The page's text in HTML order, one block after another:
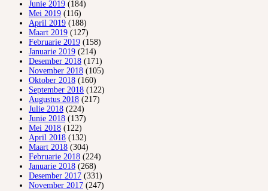
Junie 2019 (184)
Mei 2019 (116)
April 2019 (188)
Maart 2019 (127)
Februarie 2019 (158)
Januarie 2019 (214)
Desember 2018 (171)
November 2018 (105)
Oktober 2018 (160)
September 2018 (122)
Augustus 2018 (217)
Julie 2018 (224)
Junie 2018 (137)
Mei 2018 (122)
April 2018 (132)
Maart 2018 (304)
Februarie 2018 (224)
Januarie 2018 (268)
Desember 2017 (331)
November 2017 (247)